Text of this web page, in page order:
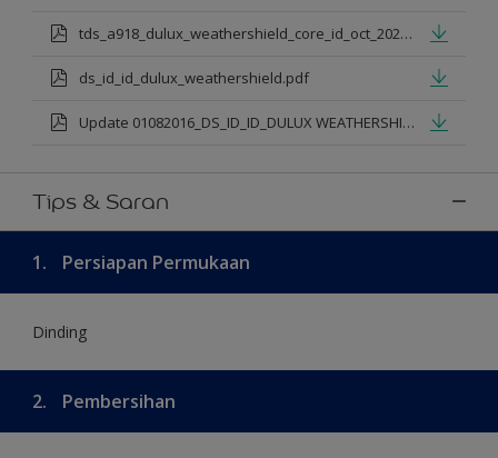
tds_a918_dulux_weathershield_core_id_oct_2021.pdf
ds_id_id_dulux_weathershield.pdf
Update 01082016_DS_ID_ID_DULUX WEATHERSHIELD PRO PREMIUM EXTERIOR_mod.pdf
Tips & Saran
1. Persiapan Permukaan
Dinding
2. Pembersihan